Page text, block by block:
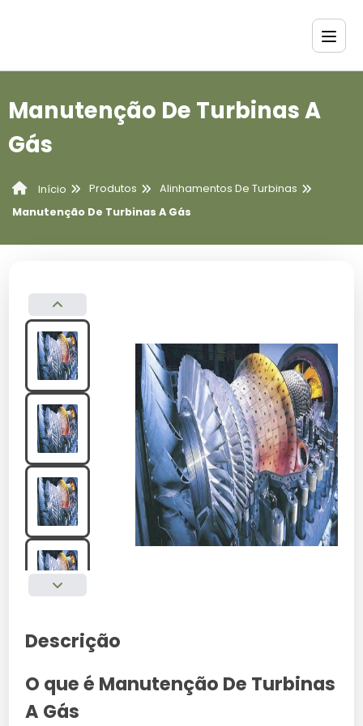
Manutenção De Turbinas A
Gás
Início Produtos
Alinhamentos De Turbinas
Manutenção De Turbinas A Gás
Descrição
O que é Manutenção De Turbinas
A Gás